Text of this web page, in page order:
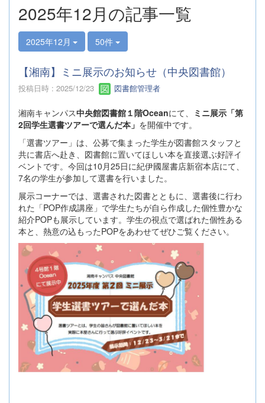
2025年12月の記事一覧
2025年12月 50件
【湘南】ミニ展示のお知らせ（中央図書館）
投稿日時 : 2025/12/23 図書館管理者
湘南キャンパス中央館図書館１階Oceanにて、
ミニ展示「第
2回学生選書ツアーで選んだ本」 を開催中です。
「選書ツアー」は、公募で集まった学生が図書館スタッフと
共に書店へ赴き、図書館に置いてほしい本を直接選ぶ好評イ
ベントです。今回は10月25日に紀伊國屋書店新宿本店にて、
7名の学生が参加して選書を行いました。
展示コーナーでは、選書された図書とともに、選書後に行わ
れた「POP作成講座」で学生たちが自ら作成した個性豊かな
紹介POPも展示しています。学生の視点で選ばれた個性ある
本と、熱意の込もったPOPをあわせてぜひご覧ください。